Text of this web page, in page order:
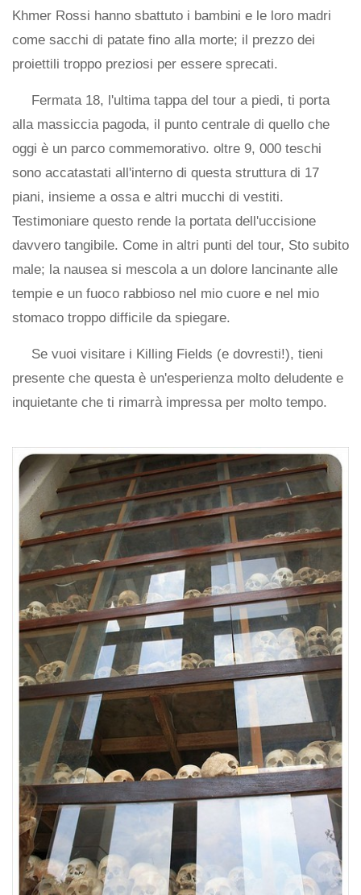
Khmer Rossi hanno sbattuto i bambini e le loro madri
come sacchi di patate fino alla morte; il prezzo dei
proiettili troppo preziosi per essere sprecati.
Fermata 18, l'ultima tappa del tour a piedi, ti porta
alla massiccia pagoda, il punto centrale di quello che
oggi è un parco commemorativo. oltre 9, 000 teschi
sono accatastati all'interno di questa struttura di 17
piani, insieme a ossa e altri mucchi di vestiti.
Testimoniare questo rende la portata dell'uccisione
davvero tangibile. Come in altri punti del tour, Sto subito
male; la nausea si mescola a un dolore lancinante alle
tempie e un fuoco rabbioso nel mio cuore e nel mio
stomaco troppo difficile da spiegare.
Se vuoi visitare i Killing Fields (e dovresti!), tieni
presente che questa è un'esperienza molto deludente e
inquietante che ti rimarrà impressa per molto tempo.